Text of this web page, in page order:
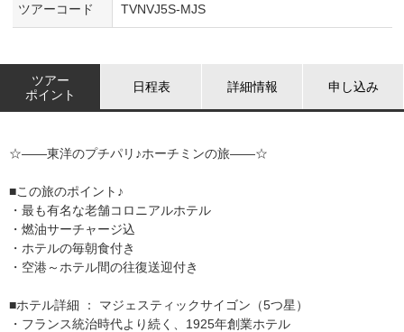
ツアーコード TVNVJ5S-MJS
ツアー
ポイント
日程表 詳細情報 申し込み
☆――東洋のプチパリ♪ホーチミンの旅――☆
■この旅のポイント♪
・最も有名な老舗コロニアルホテル
・燃油サーチャージ込
・ホテルの毎朝食付き
・空港～ホテル間の往復送迎付き
■ホテル詳細 ： マジェスティックサイゴン（5つ星）
・フランス統治時代より続く、1925年創業ホテル